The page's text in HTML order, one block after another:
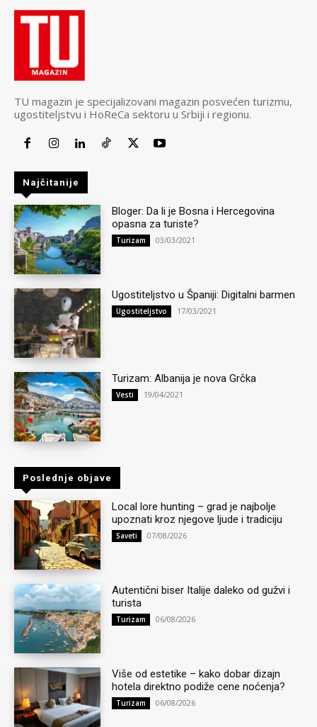
TU magazin je specijalizovani magazin posvećen turizmu,
ugostiteljstvu i HoReCa sektoru u Srbiji i regionu.
Najčitanije
Bloger: Da li je Bosna i Hercegovina
opasna za turiste?
Turizam 03/03/2021
Ugostiteljstvo u Španiji: Digitalni barmen
Ugostiteljstvo 17/03/2021
Turizam: Albanija je nova Grčka
Vesti 19/04/2021
Poslednje objave
Local lore hunting – grad je najbolje
upoznati kroz njegove ljude i tradiciju
Saveti 07/08/2026
Autentični biser Italije daleko od gužvi i
turista
Turizam 06/08/2026
Više od estetike – kako dobar dizajn
hotela direktno podiže cene noćenja?
Turizam 06/08/2026